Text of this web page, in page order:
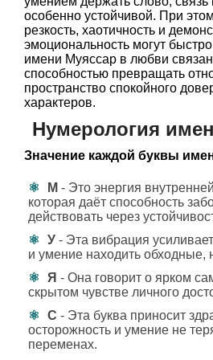
особенно устойчивой. При
резкость, хаотичность и
эмоциональность могут
имени Муяссар в любви
способностью превращать
пространство спокойного
характеров.
Нумерология
Значение каждой буквы
М - Это энергия
которая даёт способность
действовать через
У - Эта вибрация
и умение находить обходные,
Я - Она говорит о ярком
скрытом чувстве личного
С - Эта буква приносит
осторожность и умение не
переменах.